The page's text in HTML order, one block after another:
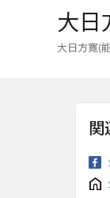
大日
大日方寛(
関